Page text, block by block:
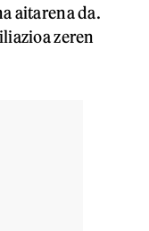
aitarena da.
zeren